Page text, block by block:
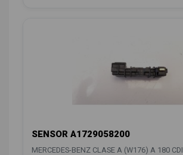
SENSOR A1729058200
MERCEDES-BENZ CLASE A (W176) A 180 CDI